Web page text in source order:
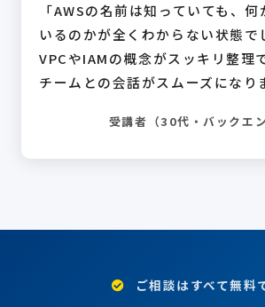
「AWSの名前は知っていても、
いるのかが全くわからない状態で
VPCやIAMの概念がスッキリ整理
チームとの会話がスムーズになり
受講者（30代・バックエ
ご相談はすべて無料